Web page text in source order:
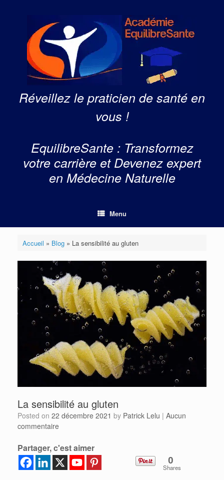
Réveillez le praticien de santé en
vous !
EquilibreSante : Transformez
votre carrière et Devenez expert
en Médecine Naturelle
Menu
Accueil » Blog» La sensibilité au gluten
La sensibilité au gluten
Posted on 22 décembre 2021 by Patrick Lelu | Aucun
commentaire
Partager, c'est aimer
0
Shares